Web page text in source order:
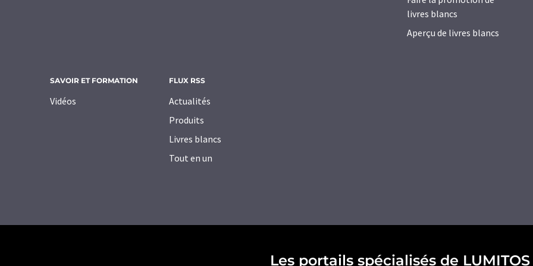
livres blancs
Aperçu de livres blancs
SAVOIR ET FORMATION
Vidéos
FLUX RSS
Actualités
Produits
Livres blancs
Tout en un
Les portails spécialisés de LUMITOS